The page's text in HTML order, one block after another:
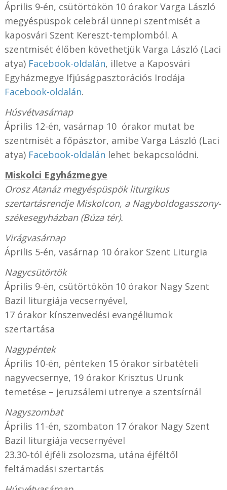
Április 9-én, csütörtökön 10 órakor Varga László
megyéspüspök celebrál ünnepi szentmisét a
kaposvári Szent Kereszt-templomból. A
szentmisét élőben követhetjük Varga László (Laci
atya)Facebook-oldalán, illetve a Kaposvári
Egyházmegye Ifjúságpasztorációs Irodája
Facebook-oldalán.
Húsvétvasárnap
Április 12-én, vasárnap 10 órakor mutat be
szentmisét a főpásztor, amibe Varga László (Laci
atya)Facebook-oldalán lehet bekapcsolódni.
Miskolci Egyházmegye
Orosz Atanáz megyéspüspök liturgikus
szertartásrendje Miskolcon, a Nagyboldogasszony-
székesegyházban (Búza tér).
Virágvasárnap
Április 5-én, vasárnap 10 órakor Szent Liturgia
Nagycsütörtök
Április 9-én, csütörtökön 10 órakor Nagy Szent
Bazil liturgiája vecsernyével,
17 órakor kínszenvedési evangéliumok
szertartása
Nagypéntek
Április 10-én, pénteken 15 órakor sírbatételi
nagyvecsernye, 19 órakor Krisztus Urunk
temetése – jeruzsálemi utrenye a szentsírnál
Nagyszombat
Április 11-én, szombaton 17 órakor Nagy Szent
Bazil liturgiája vecsernyével
23.30-tól éjféli zsolozsma, utána éjféltől
feltámadási szertartás